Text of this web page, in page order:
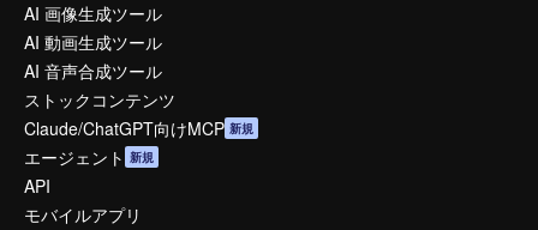
AI 画像生成ツール
AI 動画生成ツール
AI 音声合成ツール
ストックコンテンツ
Claude/ChatGPT向けMCP 新規
エージェント 新規
API
モバイルアプリ